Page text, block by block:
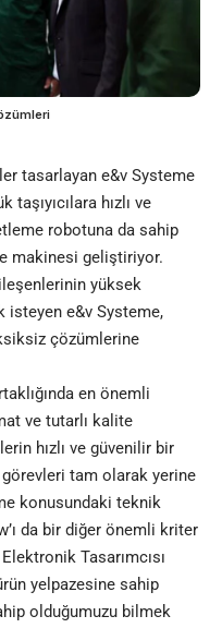
tasarlayan e&v Systeme
taşıyıcılara hızlı ve
robotuna da sahip
makinesi geliştiriyor.
yüksek
isteyen e&v Systeme,
çözümlerine
en önemli
ve tutarlı kalite
hızlı ve güvenilir bir
tam olarak yerine
konusundaki teknik
da bir diğer önemli kriter
Tasarımcısı
yelpazesine sahip
olduğumuzu bilmek